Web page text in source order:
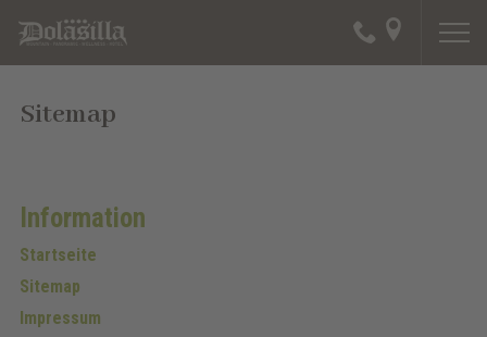
Sitemap
Information
Startseite
Sitemap
Impressum